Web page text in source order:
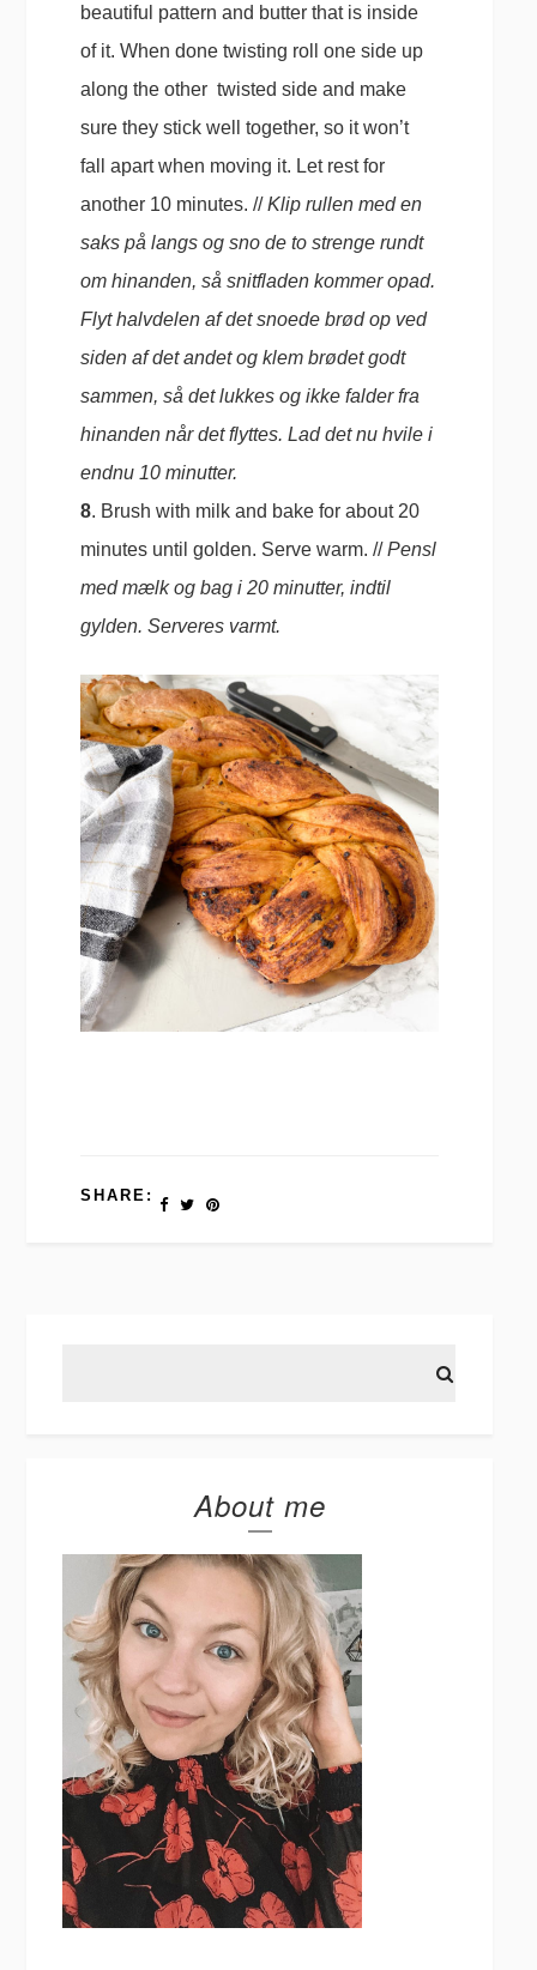
beautiful pattern and butter that is inside
of it. When done twisting roll one side up
along the other twisted side and make
sure they stick well together, so it won’t
fall apart when moving it. Let rest for
another 10 minutes. //Klip rullen med en
saks på langs og sno de to strenge rundt
om hinanden, så snitfladen kommer opad.
Flyt halvdelen af det snoede brød op ved
siden af det andet og klem brødet godt
sammen, så det lukkes og ikke falder fra
hinanden når det flyttes. Lad det nu hvile i
endnu 10 minutter.
8. Brush with milk and bake for about 20
minutes until golden. Serve warm. //Pensl
med mælk og bag i 20 minutter, indtil
gylden. Serveres varmt.
SHARE:
About me